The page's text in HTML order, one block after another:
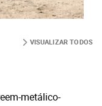
VISUALIZAR TODOS